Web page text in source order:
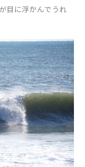
目に浮かんでうれ